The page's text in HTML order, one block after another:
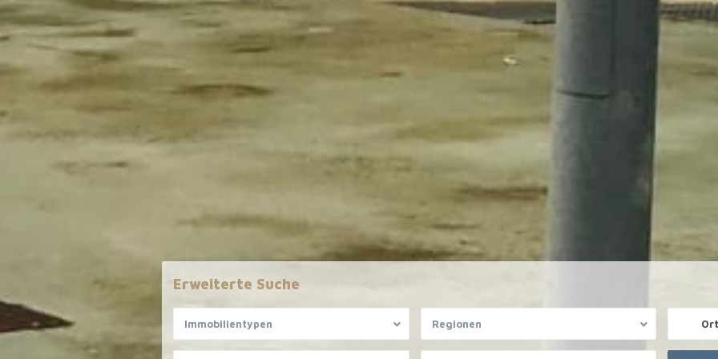
Erweiterte Suche
Immobilientypen Regionen